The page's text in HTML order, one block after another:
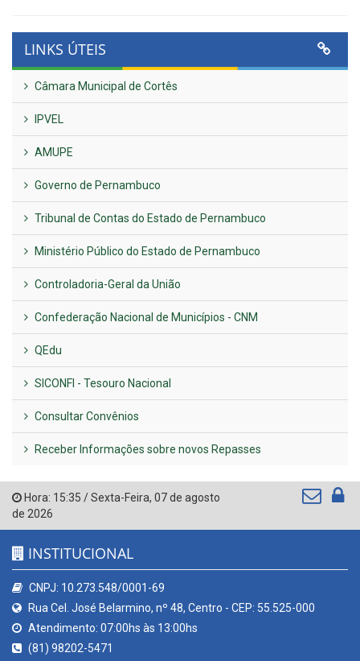
LINKS ÚTEIS
Câmara Municipal de Cortês
IPVEL
AMUPE
Governo de Pernambuco
Tribunal de Contas do Estado de Pernambuco
Ministério Público do Estado de Pernambuco
Controladoria-Geral da União
Confederação Nacional de Municípios - CNM
QEdu
SICONFI - Tesouro Nacional
Consultar Convênios
Receber Informações sobre novos Repasses
Hora: 15:35 /Sexta-Feira, 07 de agosto
de 2026
INSTITUCIONAL
CNPJ: 10.273.548/0001-69
Rua Cel. José Belarmino, nº 48, Centro - CEP: 55.525-000
Atendimento: 07:00hs às 13:00hs
(81) 98202-5471